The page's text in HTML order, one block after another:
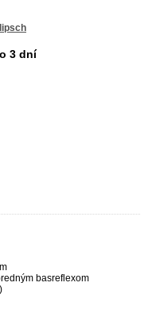
3 dní
basreflexom